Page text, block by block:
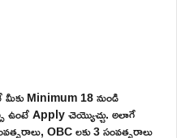
Minimum 18 నుండి
ఉంటే Apply చెయ్యొచ్చు. అలాగే
OBC లకు 3 సంవత్సరాలు